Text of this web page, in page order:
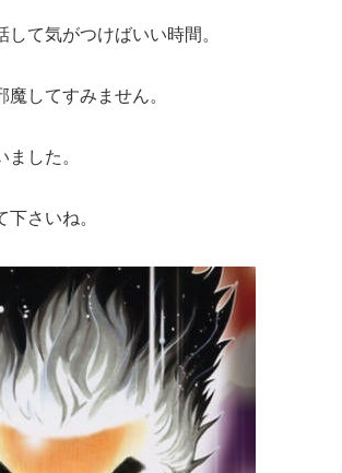
して気がつけばいい時間。
魔してすみません。
した。
さいね。